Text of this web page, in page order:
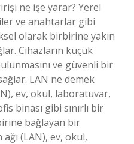
ne işe yarar? Yerel
ve anahtarlar gibi
olarak birbirine yakın
Cihazların küçük
ve güvenli bir
LAN ne demek
ev, okul, laboratuvar,
binası gibi sınırlı bir
bağlayan bir
ağı (LAN), ev, okul,